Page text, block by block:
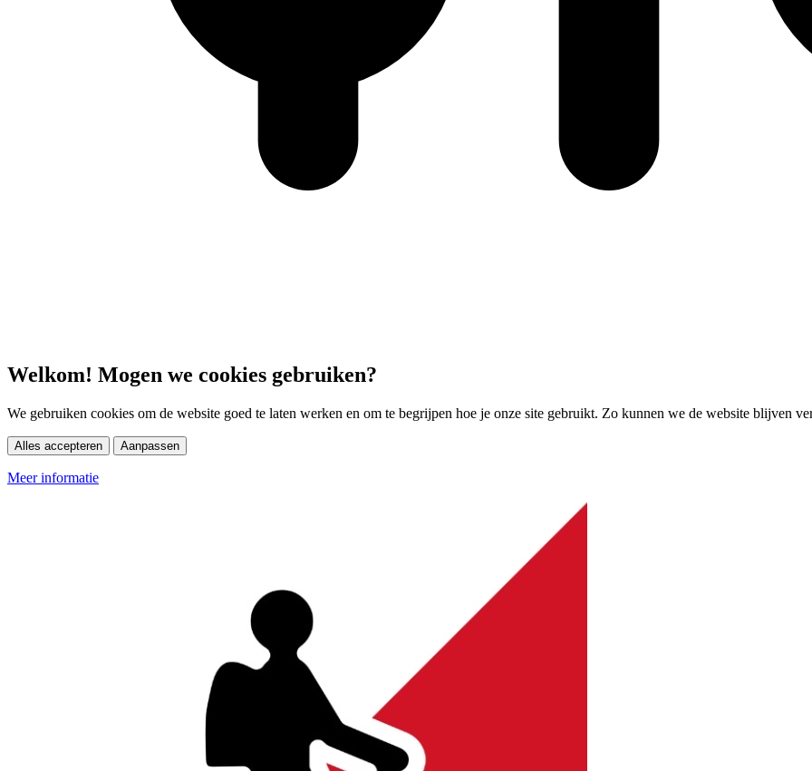
Welkom! Mogen we cookies gebruiken?
We gebruiken cookies om de website goed te laten werken en om te begrijpen hoe je onze site gebruikt. Zo kunnen we de website blijven
Alles accepteren Aanpassen
Meer informatie